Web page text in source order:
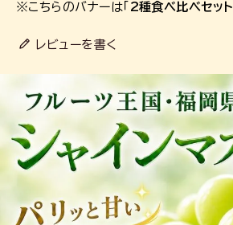
※こちらのバナーは「 2種食べ比べセット
レビューを書く